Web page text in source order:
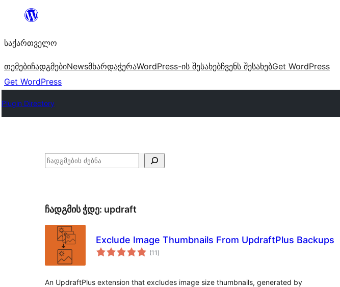
შიგთავსზე
საქართველო
თემებიჩადგმებიNewsმხარდაჭერაWordPress-ის შესახებჩვენს შესახებGet WordPress
Get WordPress
Plugin Directory
ძებნა
ჩადგმის ჭდე: updraft
Exclude Image Thumbnails From UpdraftPlus Backups
(11 საერთო
რეიტინგი
)
An UpdraftPlus extension that excludes image size thumbnails, generated by